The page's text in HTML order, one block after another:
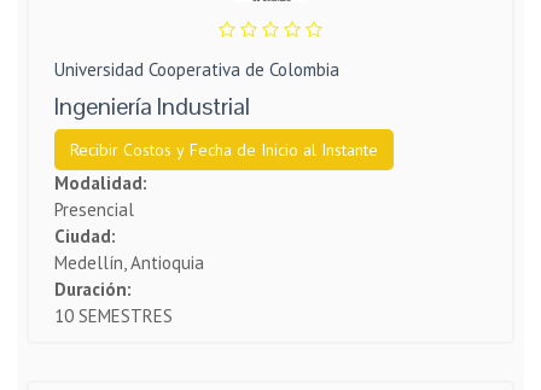
Universidad Cooperativa de Colombia
Ingeniería Industrial
Recibir Costos y Fecha de Inicio al Instante
Modalidad:
Presencial
Ciudad:
Medellín, Antioquia
Duración:
10 SEMESTRES